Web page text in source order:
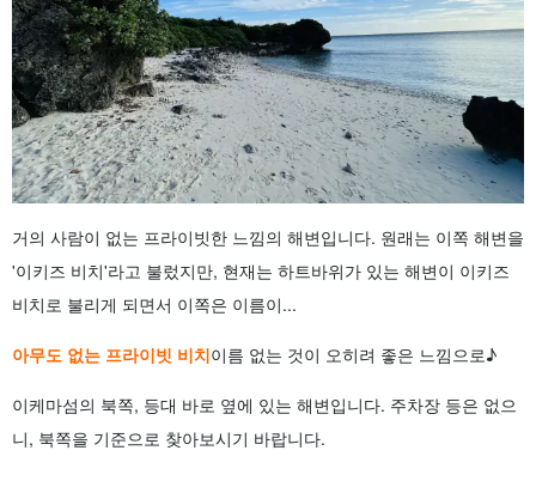
거의 사람이 없는 프라이빗한 느낌의 해변입니다. 원래는 이쪽 해변을
'이키즈 비치'라고 불렀지만, 현재는 하트바위가 있는 해변이 이키즈
비치로 불리게 되면서 이쪽은 이름이...
아무도 없는 프라이빗 비치이름 없는 것이 오히려 좋은 느낌으로♪
이케마섬의 북쪽, 등대 바로 옆에 있는 해변입니다. 주차장 등은 없으
니, 북쪽을 기준으로 찾아보시기 바랍니다.